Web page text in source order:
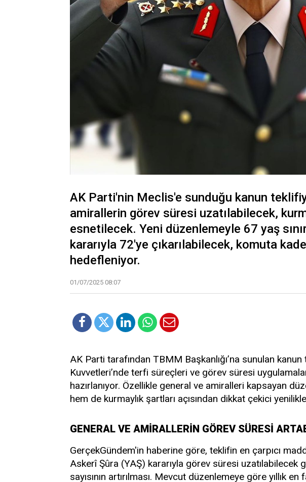
AK Parti'nin Meclis'e sunduğu kanun
amirallerin görev süresi uzatılabilecek,
esnetilecek. Yeni düzenlemeyle 67 yaş
kararıyla 72'ye çıkarılabilecek, komuta
hedefleniyor.
01/07/2025 08:07
AK Parti tarafından TBMM Başkanlığı’na sunulan kanun
Kuvvetleri’nde terfi süreçleri ve görev süresi
hazırlanıyor. Özellikle general ve amiralleri kapsayan
hem de kurmaylık şartları açısından dikkat çekici
GENERAL VE AMİRALLERİN GÖREV SÜRESİ
GerçekGündem'in haberine göre, teklifin en çarpıcı
Askerî Şûra (YAŞ) kararıyla görev süresi uzatılabilecek
sayısının artırılması. Mevcut düzenlemeye göre yıllık